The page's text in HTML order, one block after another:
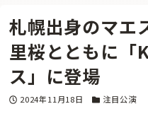
札幌出身のマエ
里桜とともに
ス」に登場
投稿日
2024年11月18日 カテゴリー
注目公演